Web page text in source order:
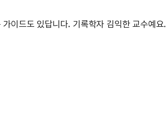
이드도 있답니다. 기록학자 김익한 교수예요.